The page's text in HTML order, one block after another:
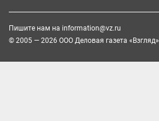
Пишите нам на information@vz.ru
© 2005 — 2026 ООО Деловая газета «Взгляд»